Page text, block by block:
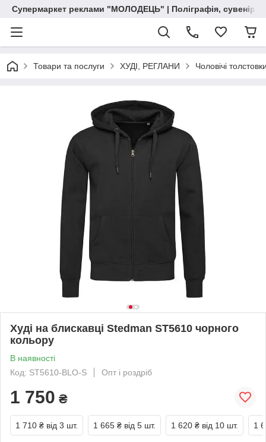
Супермаркет реклами "МОЛОДЕЦЬ" | Поліграфія, сувенірна
Товари та послуги ХУДІ, РЕГЛАНИ Чоловічі
Худі на блискавці Stedman ST5610 чорного
кольору
В наявності
Код: ST5610-BLO-S
Опт і роздріб
1 750 ₴
1 710 ₴ від 3 шт. 1 665 ₴ від 5 шт. 1 620 ₴ від 10 шт. 1